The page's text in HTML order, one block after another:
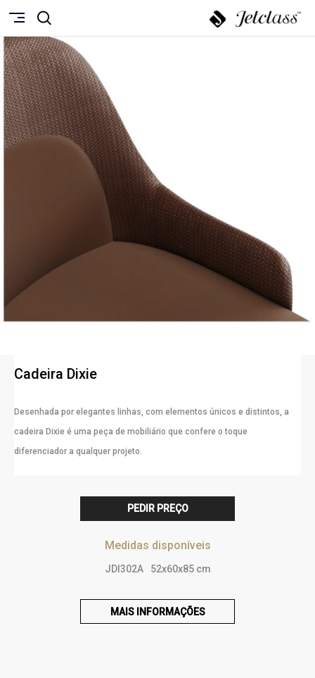
Cadeira Dixie
Desenhada por elegantes linhas, com elementos únicos e distintos, a
cadeira Dixie é uma peça de mobiliário que confere o toque
diferenciador a qualquer projeto.
PEDIR PREÇO
Medidas disponíveis
JDI302A 52x60x85 cm
MAIS INFORMAÇÕES